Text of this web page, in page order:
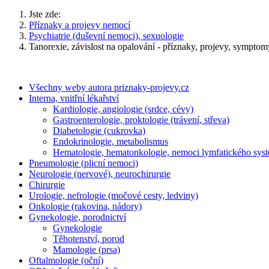
Jste zde:
Příznaky a projevy nemocí
Psychiatrie (duševní nemoci), sexuologie
Tanorexie, závislost na opalování - příznaky, projevy,
Všechny weby autora priznaky-projevy.cz
Interna, vnitřní lékařství
Kardiologie, angiologie (srdce, cévy)
Gastroenterologie, proktologie (trávení, střeva)
Diabetologie (cukrovka)
Endokrinologie, metabolismus
Hematologie, hematonkologie, nemoci lymfatického
Pneumologie (plicní nemoci)
Neurologie (nervové), neurochirurgie
Chirurgie
Urologie, nefrologie (močové cesty, ledviny)
Onkologie (rakovina, nádory)
Gynekologie, porodnictví
Gynekologie
Těhotenství, porod
Mamologie (prsa)
Oftalmologie (oční)